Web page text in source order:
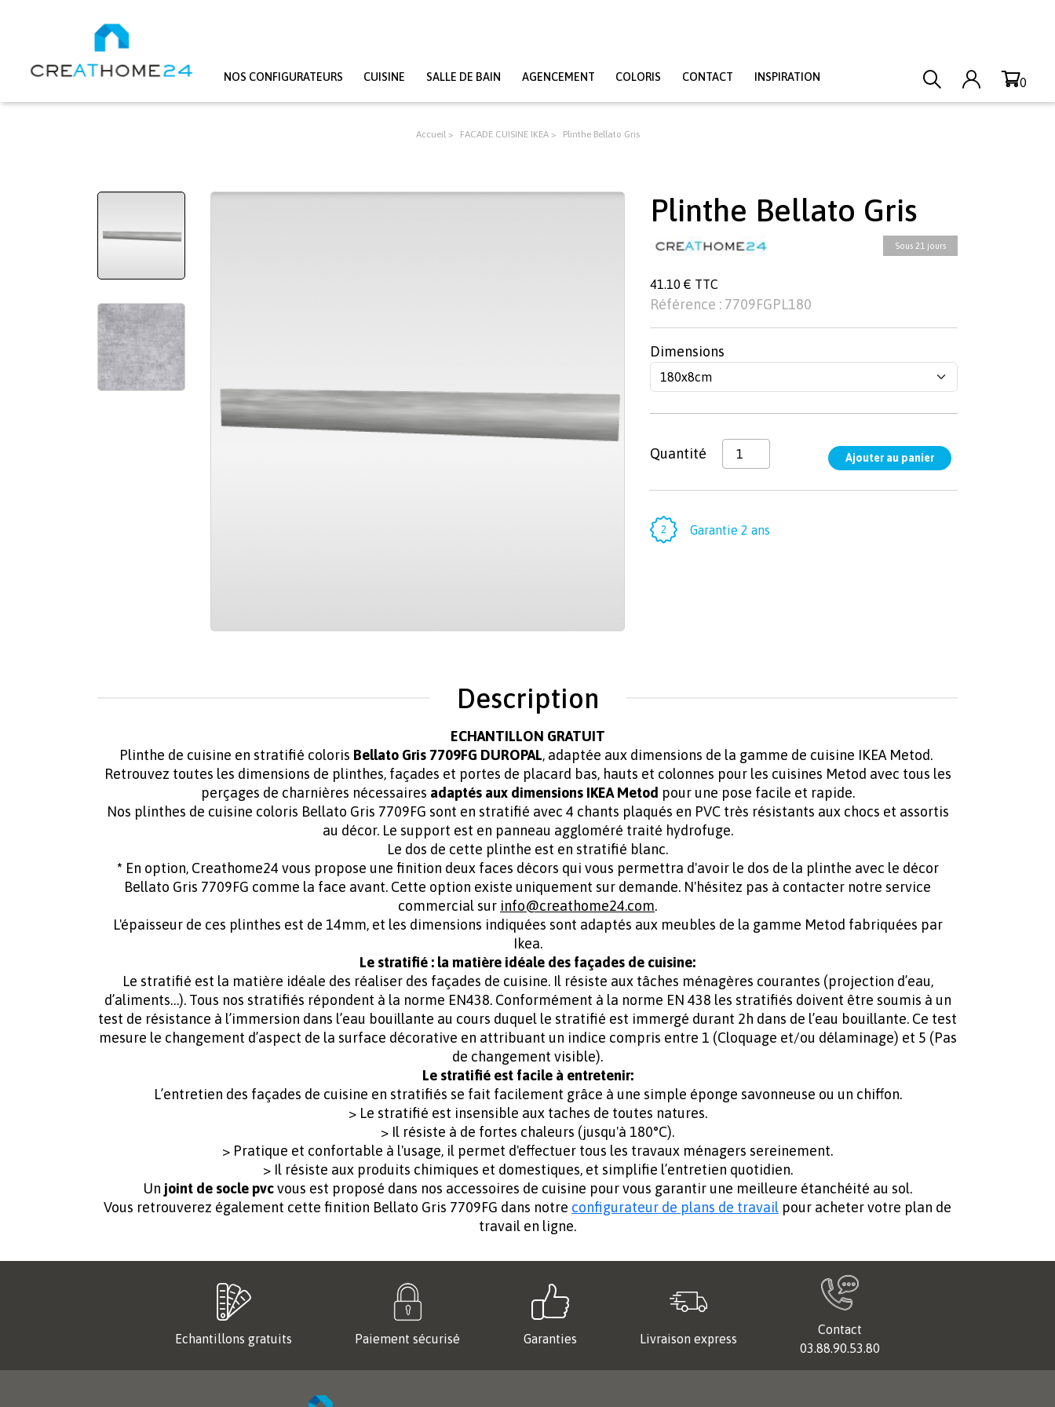
NOS CONFIGURATEURS CUISINE SALLE DE BAIN AGENCEMENT COLORIS CONTACT INSPIRATION 0
Accueil FACADE CUISINE IKEA Plinthe Bellato Gris
Plinthe Bellato Gris
Sous 21 jours
41.10 € TTC
Référence : 7709FGPL180
Dimensions
Quantité
Garantie 2 ans
Description
ECHANTILLON GRATUIT
Plinthe de cuisine en stratifié coloris Bellato Gris 7709FG DUROPAL, adaptée aux dimensions de la gamme de cuisine IKEA Metod.
Retrouvez toutes les dimensions de plinthes, façades et portes de placard bas, hauts et colonnes pour les cuisines Metod avec tous les
perçages de charnières nécessaires adaptés aux dimensions IKEA Metod pour une pose facile et rapide.
Nos plinthes de cuisine coloris Bellato Gris 7709FG sont en stratifié avec 4 chants plaqués en PVC très résistants aux chocs et assortis
au décor. Le support est en panneau aggloméré traité hydrofuge.
Le dos de cette plinthe est en stratifié blanc.
* En option, Creathome24 vous propose une finition deux faces décors qui vous permettra d'avoir le dos de la plinthe avec le décor
Bellato Gris 7709FG comme la face avant. Cette option existe uniquement sur demande. N'hésitez pas à contacter notre service
commercial sur info@creathome24.com.
L'épaisseur de ces plinthes est de 14mm, et les dimensions indiquées sont adaptés aux meubles de la gamme Metod fabriquées par
Ikea.
Le stratifié : la matière idéale des façades de cuisine:
Le stratifié est la matière idéale des réaliser des façades de cuisine. Il résiste aux tâches ménagères courantes (projection d’eau,
d’aliments…). Tous nos stratifiés répondent à la norme EN438. Conformément à la norme EN 438 les stratifiés doivent être soumis à un
test de résistance à l’immersion dans l’eau bouillante au cours duquel le stratifié est immergé durant 2h dans de l’eau bouillante. Ce test
mesure le changement d’aspect de la surface décorative en attribuant un indice compris entre 1 (Cloquage et/ou délaminage) et 5 (Pas
de changement visible).
Le stratifié est facile à entretenir:
L’entretien des façades de cuisine en stratifiés se fait facilement grâce à une simple éponge savonneuse ou un chiffon.
> Le stratifié est insensible aux taches de toutes natures.
> Il résiste à de fortes chaleurs (jusqu'à 180°C).
> Pratique et confortable à l'usage, il permet d'effectuer tous les travaux ménagers sereinement.
> Il résiste aux produits chimiques et domestiques, et simplifie l’entretien quotidien.
Un joint de socle pvcvous est proposé dans nos accessoires de cuisine pour vous garantir une meilleure étanchéité au sol.
Vous retrouverez également cette finition Bellato Gris 7709FG dans notre configurateur de plans de travail pour acheter votre plan de
travail en ligne.
Echantillons gratuits Paiement sécurisé Garanties Livraison express
Contact
03.88.90.53.80